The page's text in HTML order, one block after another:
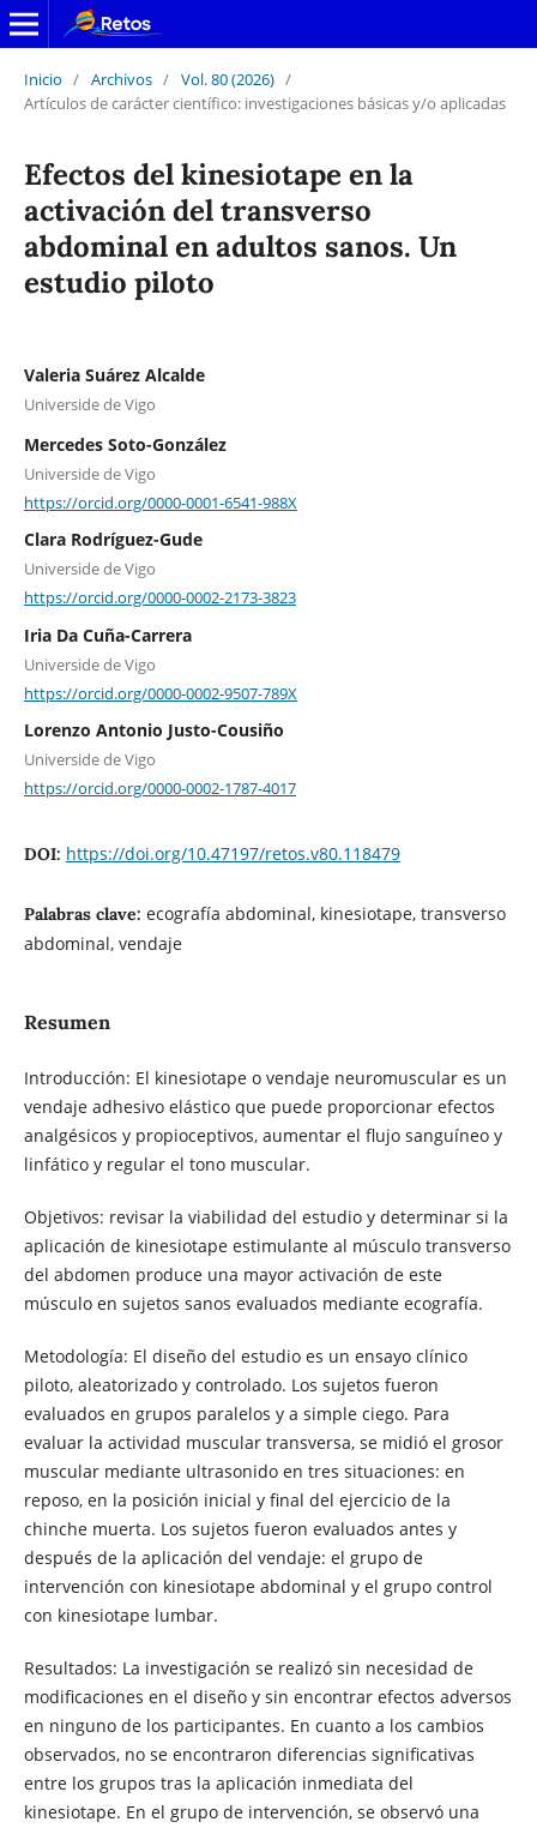
Inicio / Archivos / Vol. 80 (2026) /
Artículos de carácter científico: investigaciones básicas y/o aplicadas
Efectos del kinesiotape en la
activación del transverso
abdominal en adultos sanos. Un
estudio piloto
Valeria Suárez Alcalde
Universide de Vigo
Mercedes Soto-González
Universide de Vigo
https://orcid.org/0000-0001-6541-988X
Clara Rodríguez-Gude
Universide de Vigo
https://orcid.org/0000-0002-2173-3823
Iria Da Cuña-Carrera
Universide de Vigo
https://orcid.org/0000-0002-9507-789X
Lorenzo Antonio Justo-Cousiño
Universide de Vigo
https://orcid.org/0000-0002-1787-4017
DOI: https://doi.org/10.47197/retos.v80.118479
Palabras clave: ecografía abdominal, kinesiotape, transverso
abdominal, vendaje
Resumen
Introducción: El kinesiotape o vendaje neuromuscular es un
vendaje adhesivo elástico que puede proporcionar efectos
analgésicos y propioceptivos, aumentar el flujo sanguíneo y
linfático y regular el tono muscular.
Objetivos: revisar la viabilidad del estudio y determinar si la
aplicación de kinesiotape estimulante al músculo transverso
del abdomen produce una mayor activación de este
músculo en sujetos sanos evaluados mediante ecografía.
Metodología: El diseño del estudio es un ensayo clínico
piloto, aleatorizado y controlado. Los sujetos fueron
evaluados en grupos paralelos y a simple ciego. Para
evaluar la actividad muscular transversa, se midió el grosor
muscular mediante ultrasonido en tres situaciones: en
reposo, en la posición inicial y final del ejercicio de la
chinche muerta. Los sujetos fueron evaluados antes y
después de la aplicación del vendaje: el grupo de
intervención con kinesiotape abdominal y el grupo control
con kinesiotape lumbar.
Resultados: La investigación se realizó sin necesidad de
modificaciones en el diseño y sin encontrar efectos adversos
en ninguno de los participantes. En cuanto a los cambios
observados, no se encontraron diferencias significativas
entre los grupos tras la aplicación inmediata del
kinesiotape. En el grupo de intervención, se observó una